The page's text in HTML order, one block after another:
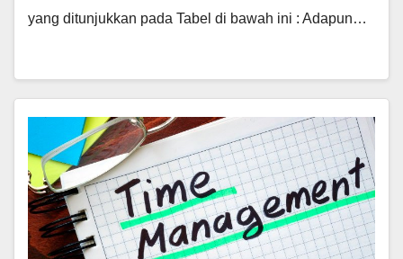
yang ditunjukkan pada Tabel di bawah ini : Adapun…